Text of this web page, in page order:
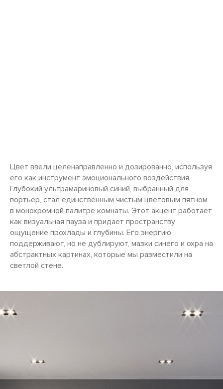
Цвет ввели целенаправленно и дозированно, используя
его как инструмент эмоционального воздействия.
Глубокий ультрамариновый синий, выбранный для
портьер, стал единственным чистым цветовым пятном
в монохромной палитре комнаты. Этот акцент работает
как визуальная пауза и придает пространству
ощущение прохлады и глубины. Его энергию
поддерживают, но не дублируют, мазки синего и охра на
абстрактных картинах, которые мы разместили на
светлой стене.